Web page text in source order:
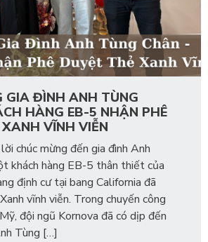
GIA ĐÌNH ANH TÙNG
HÀNG EB-5 NHẬN PHÊ
VĨNH VIỄN
chúc mừng đến gia đình Anh
khách hàng EB-5 thân thiết của
định cư tại bang California đã
vĩnh viễn. Trong chuyến công
đội ngũ Kornova đã có dịp đến
Tùng […]